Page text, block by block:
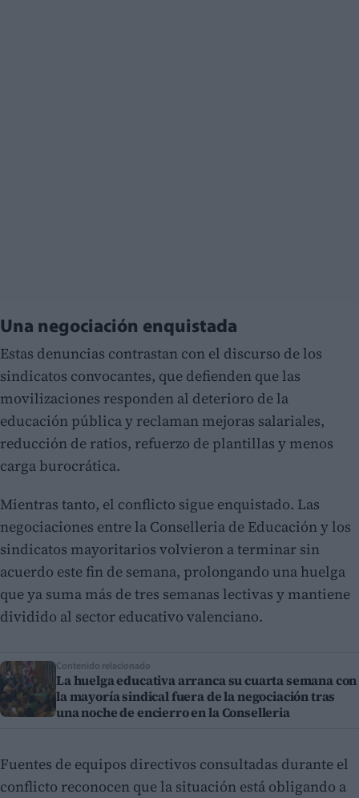
Una negociación enquistada
Estas denuncias contrastan con el discurso de los
sindicatos convocantes, que defienden que las
movilizaciones responden al deterioro de la
educación pública y reclaman mejoras salariales,
reducción de ratios, refuerzo de plantillas y menos
carga burocrática.
Mientras tanto, el conflicto sigue enquistado. Las
negociaciones entre la Conselleria de Educación y los
sindicatos mayoritarios volvieron a terminar sin
acuerdo este fin de semana, prolongando una huelga
que ya suma más de tres semanas lectivas y mantiene
dividido al sector educativo valenciano.
Contenido relacionado
La huelga educativa arranca su cuarta semana con
la mayoría sindical fuera de la negociación tras
una noche de encierro en la Conselleria
Fuentes de equipos directivos consultadas durante el
conflicto reconocen que la situación está obligando a